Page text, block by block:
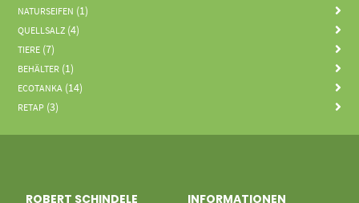
NATURSEIFEN (1)
QUELLSALZ (4)
TIERE (7)
BEHÄLTER (1)
ECOTANKA (14)
RETAP (3)
ROBERT SCHINDELE
INFORMATIONEN